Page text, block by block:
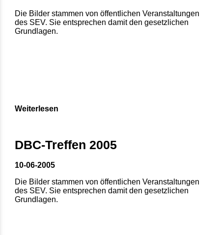
Die Bilder stammen von öffentlichen Veranstaltungen
des SEV. Sie entsprechen damit den gesetzlichen
Grundlagen.
Weiterlesen
DBC-Treffen 2005
10-06-2005
Die Bilder stammen von öffentlichen Veranstaltungen
des SEV. Sie entsprechen damit den gesetzlichen
Grundlagen.